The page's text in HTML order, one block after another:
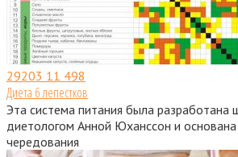
29203 11 498
Диета 6 лепестков
Эта система питания была разработана
диетологом Анной Юханссон и основана
чередования